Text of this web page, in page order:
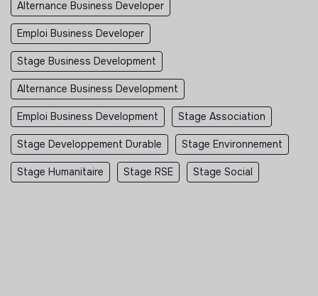
Alternance Business Developer
Emploi Business Developer
Stage Business Development
Alternance Business Development
Emploi Business Development Stage Association
Stage Developpement Durable Stage Environnement
Stage Humanitaire Stage RSE Stage Social